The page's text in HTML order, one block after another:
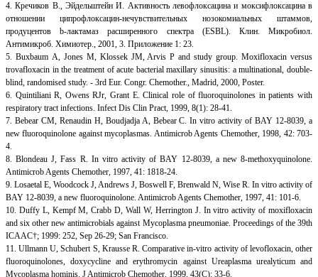
4. Кречиков В., Эйдельштейн И. Активность левофлоксацина и моксифлоксацина в
отношении ципрофлоксацин-нечувствительных нозокомиальных штаммов,
продуцентов b-лактамаз расширенного спектра (ESBL). Клин. Микробиол.
Антимикроб. Химиотер., 2001, 3. Приложение 1: 23.
5. Buxbaum А, Jones М, Klossek JM, Arvis P and study group. Moxifloxacin versus
trovafloxacin in the treatment of acute bacterial maxillary sinusitis: a multinational, double-
blind, randomised study. - 3rd Eur. Congr. Chemother., Madrid, 2000, Poster.
6. Quintiliani R, Owens RJr, Grant E. Clinical role of fluoroquinolones in patients with
respiratory tract infections. Infect Dis Clin Pract, 1999, 8(1): 28-41.
7. Bebear CM, Renaudin H, Boudjadja A, Bebear C. In vitro activity of BAY 12-8039, a
new fluoroquinolone against mycoplasmas. Antimicrob Agents Chemother, 1998, 42: 703-
4.
8. Blondeau J, Fass R. In vitro activity of BAY 12-8039, a new 8-methoxyquinolone.
Antimicrob Agents Chemother, 1997, 41: 1818-24.
9. Losaetal Е, Woodcock J, Andrews J, Boswell F, Brenwald N, Wise R. In vitro activity of
BAY 12-8039, a new fluoroquinolone. Antimicrob Agents Chemother, 1997, 41: 101-6.
10. Duffy L, Kempf M, Crabb D, Wall W, Herrington J. In vitro activity of moxifloxacin
and six other new antimicrobials against Mycoplasma pneumoniae. Proceedings of the 39th
ICAAC†; 1999: 252, Sep 26-29; San Francisco.
11. Ullmann U, Schubert S, Krausse R. Comparative in-vitro activity of levofloxacin, other
fluoroquinolones, doxycycline and erythromycin against Ureaplasma urealyticum and
Mycoplasma hominis. J Antimicrob Chemother, 1999, 43(C): 33-6.